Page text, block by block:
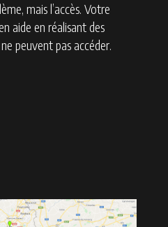
mais l’accès. Votre
aide en réalisant des
peuvent pas accéder.